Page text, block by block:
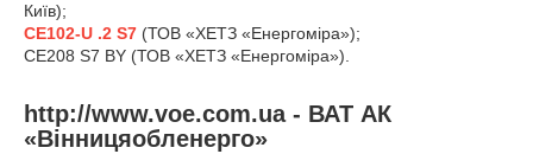
Київ);
СЕ102-U .2 S7 (ТОВ «ХЕТЗ «Енергоміра»);
СЕ208 S7 BY (ТОВ «ХЕТЗ «Енергоміра»).
http://www.voe.com.ua - ВАТ АК
«Вінницяобленерго»